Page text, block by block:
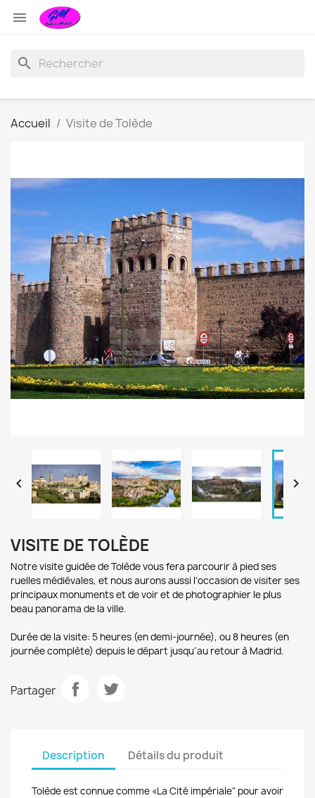

search
Accueil Visite de Tolède
 
VISITE DE TOLÈDE
Notre visite guidée de Tolèdevous fera parcourir à pied ses
ruelles médiévales, et nous aurons aussi l'occasion de visiter ses
principaux monuments et de voir et de photographier le plus
beau panorama de la ville.
Durée de la visite: 5 heures (en demi-journée), ou8 heures (en
journée complète) depuis le départ jusqu´au retour à Madrid.
Partager
Description Détails du produit
Tolède est connue comme «La Cité impériale" pour avoir